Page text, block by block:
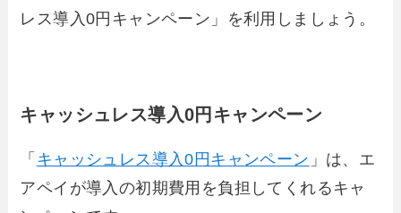
レス導入0円キャンペーン」を利用しましょう。
キャッシュレス導入0円キャンペーン
「 キャッシュレス導入0円キャンペーン 」は、エ
アペイが導入の初期費用を負担してくれるキャ